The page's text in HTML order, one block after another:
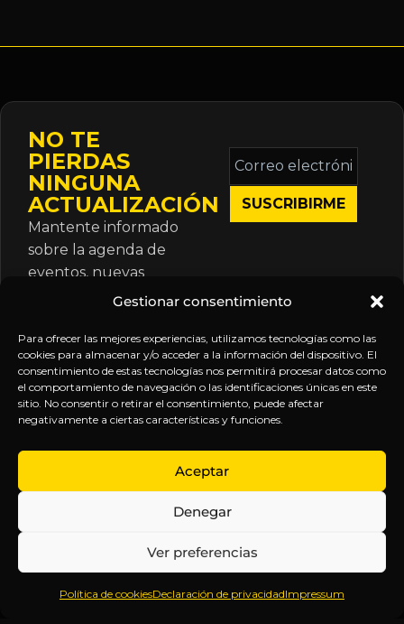
Gestionar consentimiento
Para ofrecer las mejores experiencias, utilizamos tecnologías como las
cookies para almacenar y/o acceder a la información del dispositivo. El
consentimiento de estas tecnologías nos permitirá procesar datos como
el comportamiento de navegación o las identificaciones únicas en este
sitio. No consentir o retirar el consentimiento, puede afectar
negativamente a ciertas características y funciones.
Aceptar
Denegar
Ver preferencias
Política de cookiesDeclaración de privacidadImpressum
NO TE
PIERDAS
NINGUNA
ACTUALIZACIÓN
Mantente informado
sobre la agenda de
eventos, nuevas
publicaciones y
suscripción.
Correo
electrónico
*
Inteligencia
Anticipándonos
EXPLORA
Inicio
Sobre
Contenido
Webinars
LEGAL
Política
de
Términos y
Aviso
SÍGUENOS